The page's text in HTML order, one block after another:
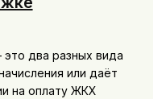
два разных вида
или даёт
на оплату ЖКХ